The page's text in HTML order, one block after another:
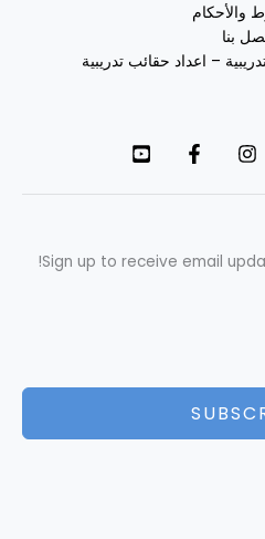
والأحكام
بنا
– اعداد حقائب تدريبية
Sign up to receive email